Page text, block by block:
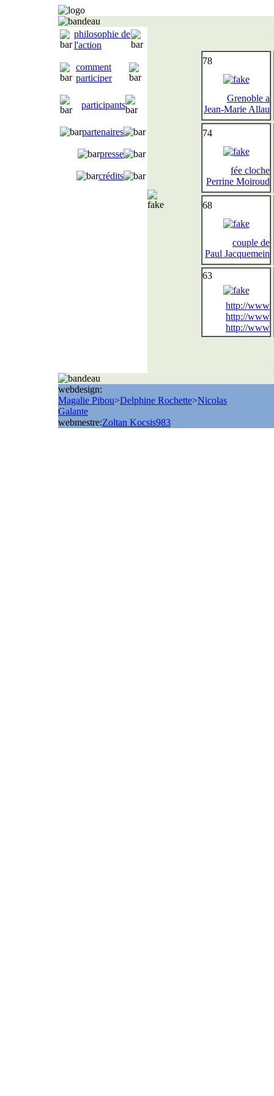
philosophie de
l'action
comment
participer
participants
partenaires
presse
crédits
78
Grenoble a
Jean-Marie Allau
74
fée cloche
Perrine Moiroud
68
couple de
Paul Jacquemein
63
http://www
http://www
http://www
webdesign:
Magalie Pibou>Delphine Rochette>Nicolas
Galante
webmestre:Zoltan Kocsis983